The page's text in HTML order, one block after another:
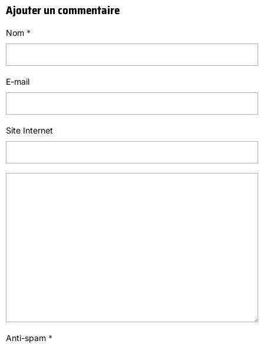
Ajouter un commentaire
Nom
E-mail
Site Internet
Anti-spam